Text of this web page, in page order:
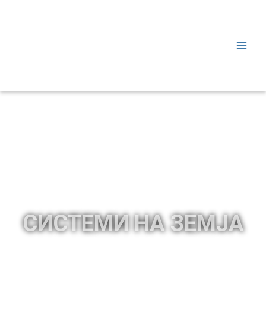
СИСТЕМИ НА ЗЕМЈА